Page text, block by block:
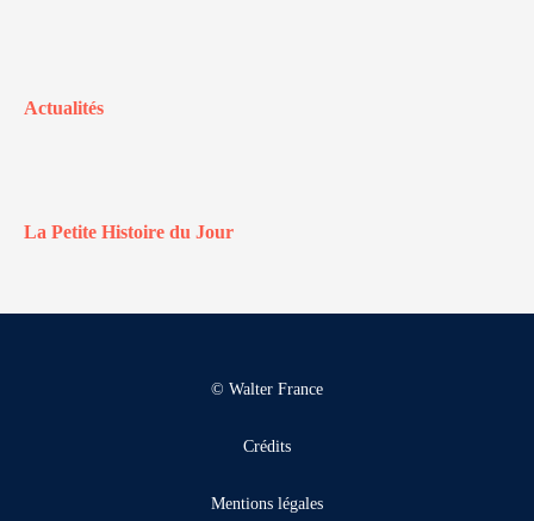
Actualités
La Petite Histoire du Jour
© Walter France
Crédits
Mentions légales